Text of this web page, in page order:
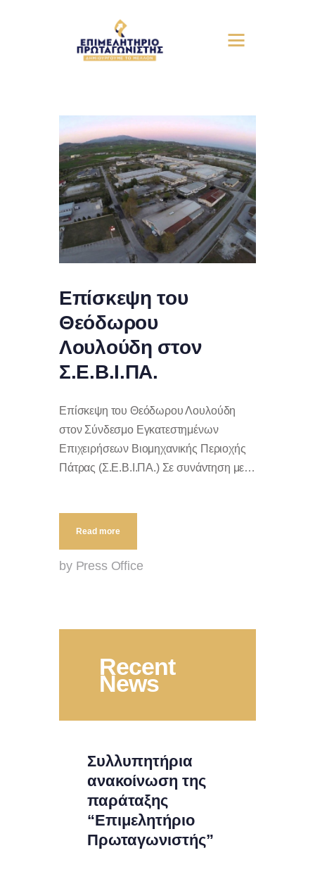
Επίσκεψη του
Θεόδωρου
Λουλούδη στον
Σ.Ε.Β.Ι.ΠΑ.
Επίσκεψη του Θεόδωρου Λουλούδη
στον Σύνδεσμο Εγκατεστημένων
Επιχειρήσεων Βιομηχανικής Περιοχής
Πάτρας (Σ.Ε.Β.Ι.ΠΑ.) Σε συνάντηση με…
Read more
by Press Office
Recent
News
Συλλυπητήρια
ανακοίνωση της
παράταξης
“Επιμελητήριο
Πρωταγωνιστής”